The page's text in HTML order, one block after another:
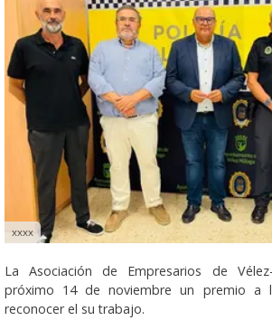
xxxx
La Asociación de Empresarios de
próximo 14 de noviembre un premio a
reconocer el su trabajo.